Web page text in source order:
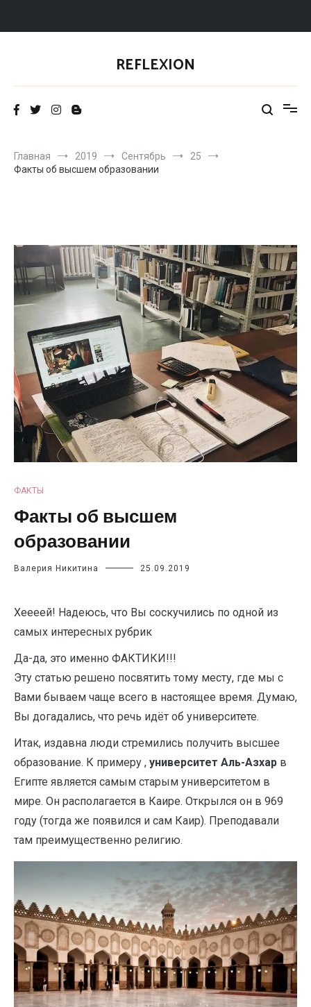
REFLEXION
Главная 2019 Сентябрь
25
Факты об высшем образовании
ФАКТЫ
Факты об высшем
образовании
Валерия Никитина 25.09.2019
Хеееей! Надеюсь, что Вы соскучились по одной из
самых интересных рубрик
Да-да, это именно ФАКТИКИ!!!
Эту статью решено посвятить тому месту, где мы с
Вами бываем чаще всего в настоящее время. Думаю,
Вы догадались, что речь идёт об университете.
Итак, издавна люди стремились получить высшее
образование. К примеру , университет Аль-Азхар в
Египте является самым старым университетом в
мире. Он располагается в Каире. Открылся он в 969
году (тогда же появился и сам Каир). Преподавали
там преимущественно религию.